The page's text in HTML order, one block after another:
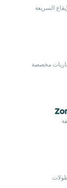
السريعة
مخصصة